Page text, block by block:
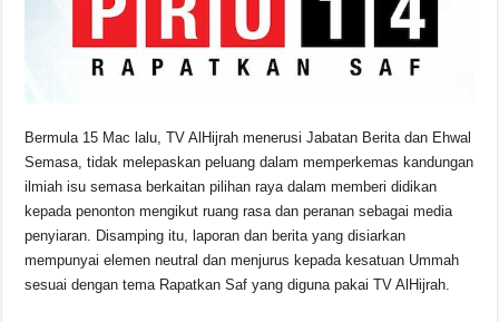
Bermula 15 Mac lalu, TV AlHijrah menerusi Jabatan Berita dan Ehwal
Semasa, tidak melepaskan peluang dalam memperkemas kandungan
ilmiah isu semasa berkaitan pilihan raya dalam memberi didikan
kepada penonton mengikut ruang rasa dan peranan sebagai media
penyiaran. Disamping itu, laporan dan berita yang disiarkan
mempunyai elemen neutral dan menjurus kepada kesatuan Ummah
sesuai dengan tema Rapatkan Saf yang diguna pakai TV AlHijrah.